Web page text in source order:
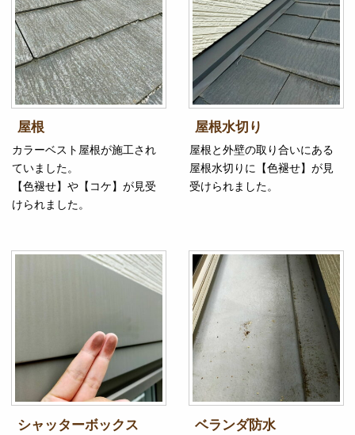
屋根
カラーベスト屋根が施工され
ていました。
【色褪せ】や【コケ】が見受
けられました。
屋根水切り
屋根と外壁の取り合いにある
屋根水切りに【色褪せ】が見
受けられました。
シャッターボックス ベランダ防水